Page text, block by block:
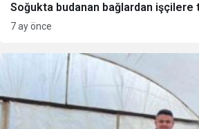
Soğukta budanan bağlardan işçilere
7 ay önce